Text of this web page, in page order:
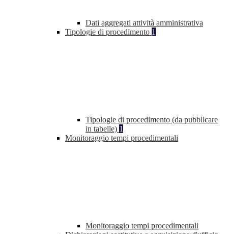
Dati aggregati attività amministrativa
Tipologie di procedimento 1
Tipologie di procedimento (da pubblicare
in tabelle) 1
Monitoraggio tempi procedimentali
Monitoraggio tempi procedimentali